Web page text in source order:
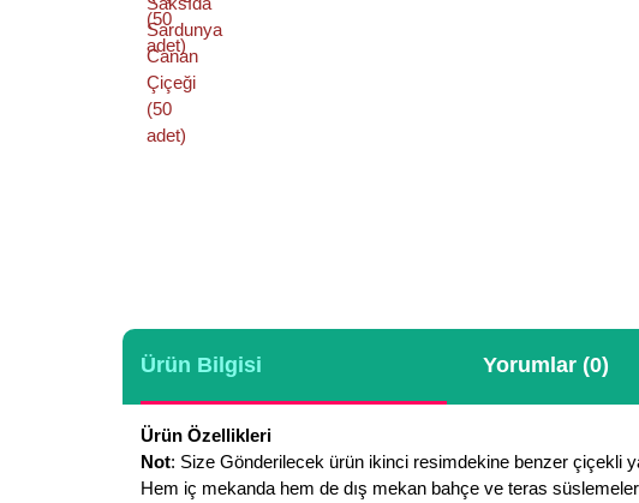
Ürün Bilgisi Yorumlar (0)
Ürün Özellikleri
Not: Size Gönderilecek ürün ikinci resimdekine benzer çiçekli
Hem iç mekanda hem de dış mekan bahçe ve teras